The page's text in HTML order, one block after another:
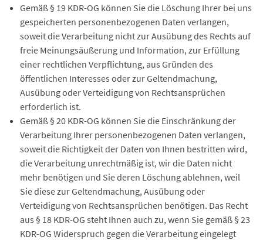
Gemäß § 19 KDR-OG können Sie die Löschung Ihrer bei uns
gespeicherten personenbezogenen Daten verlangen,
soweit die Verarbeitung nicht zur Ausübung des Rechts auf
freie Meinungsäußerung und Information, zur Erfüllung
einer rechtlichen Verpflichtung, aus Gründen des
öffentlichen Interesses oder zur Geltendmachung,
Ausübung oder Verteidigung von Rechtsansprüchen
erforderlich ist.
Gemäß § 20 KDR-OG können Sie die Einschränkung der
Verarbeitung Ihrer personenbezogenen Daten verlangen,
soweit die Richtigkeit der Daten von Ihnen bestritten wird,
die Verarbeitung unrechtmäßig ist, wir die Daten nicht
mehr benötigen und Sie deren Löschung ablehnen, weil
Sie diese zur Geltendmachung, Ausübung oder
Verteidigung von Rechtsansprüchen benötigen. Das Recht
aus § 18 KDR-OG steht Ihnen auch zu, wenn Sie gemäß § 23
KDR-OG Widerspruch gegen die Verarbeitung eingelegt